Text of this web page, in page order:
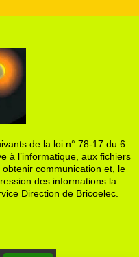
de la loi n° 78-17 du 6
à l’informatique, aux fichiers
communication et, le
des informations la
Direction de Bricoelec.